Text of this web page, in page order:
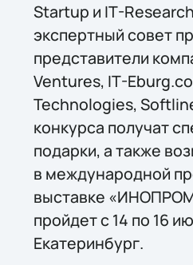
Startup и IT-
экспертный совет
представители
Ventures, IT-
Technologies,
конкурса получат
подарки, а также
в международной
выставке
пройдет с 14 по 16
Екатеринбург.